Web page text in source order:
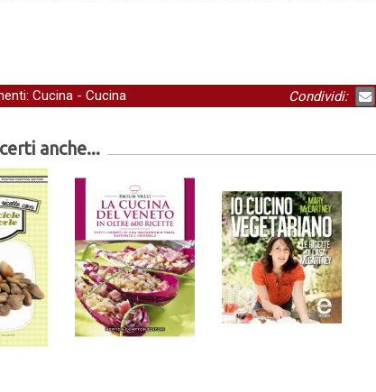
Cucina - Cucina Condividi:
anche...